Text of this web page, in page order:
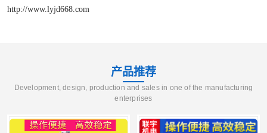
http://www.lyjd668.com
产品推荐
Development, design, production and sales in one of the manufacturing
enterprises